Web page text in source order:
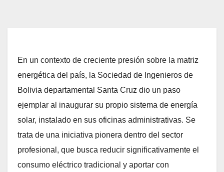
En un contexto de creciente presión sobre la matriz
energética del país, la Sociedad de Ingenieros de
Bolivia departamental Santa Cruz dio un paso
ejemplar al inaugurar su propio sistema de energía
solar, instalado en sus oficinas administrativas. Se
trata de una iniciativa pionera dentro del sector
profesional, que busca reducir significativamente el
consumo eléctrico tradicional y aportar con